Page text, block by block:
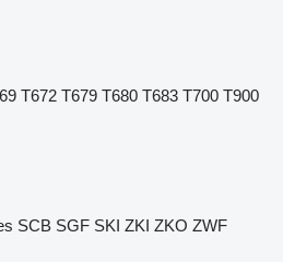
T672 T679 T680 T683 T700 T900
SCB SGF SKI ZKI ZKO ZWF